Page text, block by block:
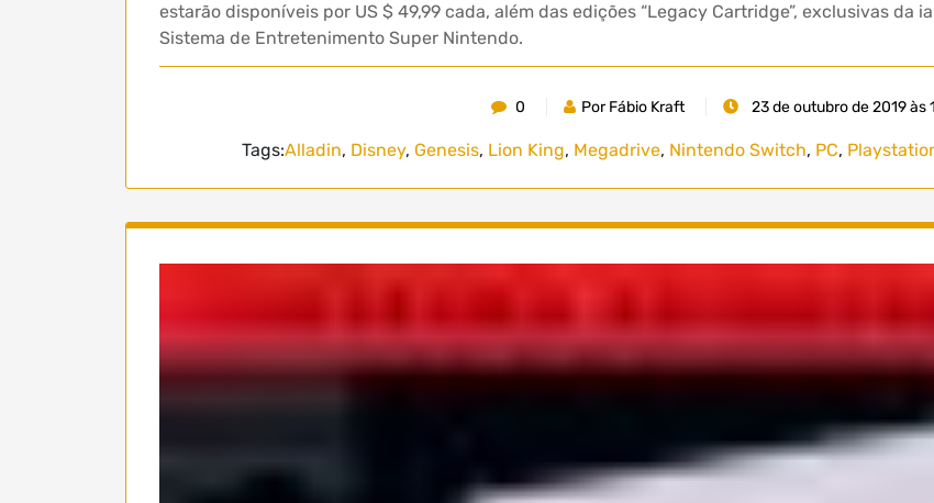
estarão disponíveis por US $ 49,99 cada, além das edições “Legacy Cartridge”, exclusivas da
Sistema de Entretenimento Super Nintendo.
0 Por Fábio Kraft 23 de outubro de 2019 às
Tags:Alladin, Disney, Genesis, Lion King, Megadrive, Nintendo Switch, PC,